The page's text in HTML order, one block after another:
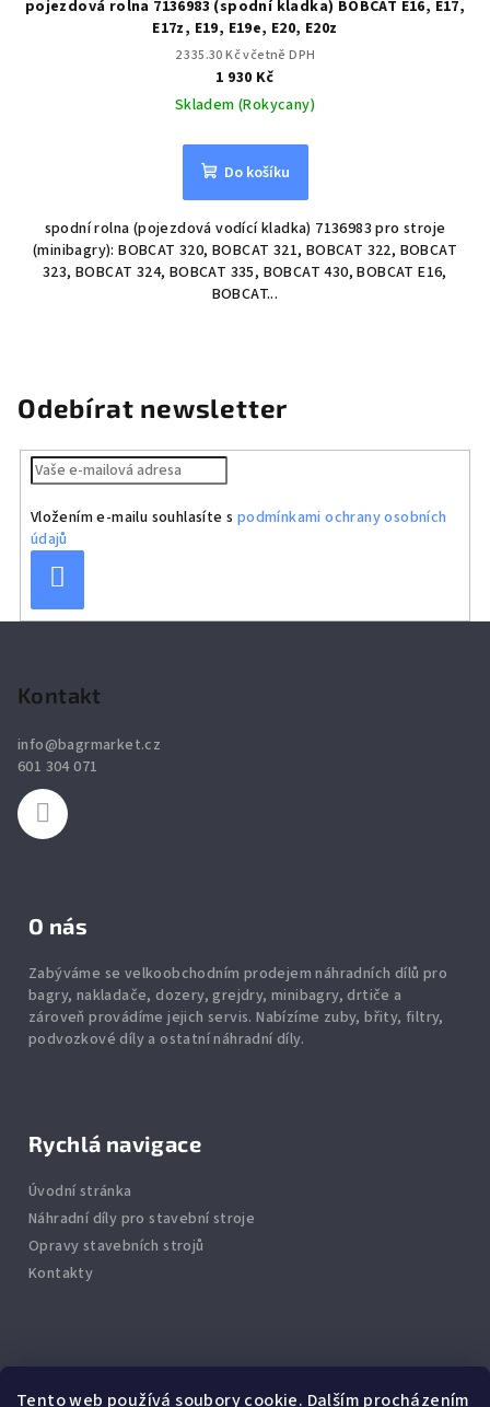
Tento web používá soubory cookie. Dalším procházením
pojezdová rolna 7136983 (spodní kladka) BOBCAT E16, E17,
E17z, E19, E19e, E20, E20z
2 335.30 Kč včetně DPH
1 930 Kč
Skladem (Rokycany)
Do košíku
spodní rolna (pojezdová vodící kladka) 7136983 pro stroje
(minibagry): BOBCAT 320, BOBCAT 321, BOBCAT 322, BOBCAT
323, BOBCAT 324, BOBCAT 335, BOBCAT 430, BOBCAT E16,
BOBCAT...
Odebírat newsletter
Vložením e-mailu souhlasíte s podmínkami ochrany osobních
údajů
Kontakt
info@bagrmarket.cz
601 304 071
O nás
Zabýváme se velkoobchodním prodejem náhradních dílů pro
bagry, nakladače, dozery, grejdry, minibagry, drtiče a
zároveň provádíme jejich servis. Nabízíme zuby,břity,filtry,
podvozkové díly a ostatní náhradní díly.
Rychlá navigace
Úvodní stránka
Náhradní díly pro stavební stroje
Opravy stavebních strojů
Kontakty